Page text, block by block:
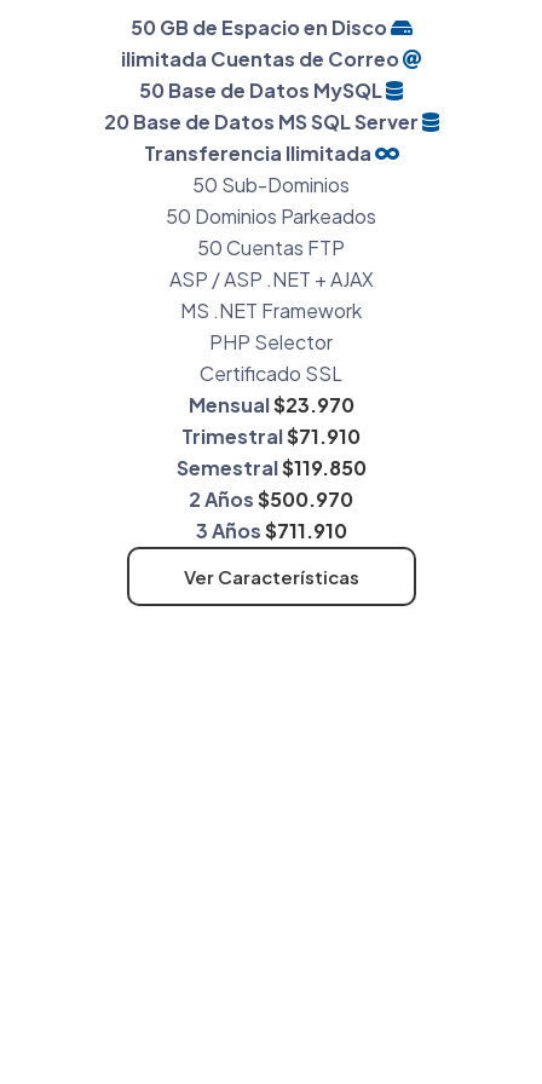
50 GB de Espacio en Disco
ilimitada Cuentas de Correo
50 Base de Datos MySQL
20 Base de Datos MS SQL Server
Transferencia Ilimitada
50 Sub-Dominios
50 Dominios Parkeados
50 Cuentas FTP
ASP / ASP .NET + AJAX
MS .NET Framework
PHP Selector
Certificado SSL
Mensual$23.970
Trimestral$71.910
Semestral$119.850
2 Años$500.970
3 Años$711.910
Ver Características